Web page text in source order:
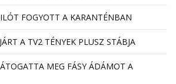
FOGYOTT A KARANTÉNBAN
A TV2 TÉNYEK PLUSZ STÁBJA
MEG FÁSY ÁDÁMOT A